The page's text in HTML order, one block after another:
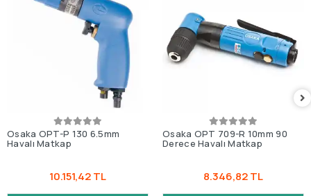
Osaka OPT-P 130 6.5mm
Havalı Matkap
10.151,42 TL
Osaka OPT 709-R 10mm 90
Derece Havalı Matkap
8.346,82 TL